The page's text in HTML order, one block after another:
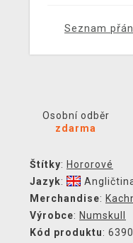
Seznam
Osobní odběr
zdarma
Štítky: Hororové
Jazyk:
Merchandise:
Výrobce: Numskull
Kód produktu: